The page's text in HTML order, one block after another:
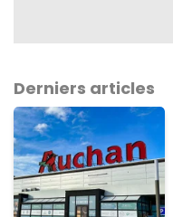
Derniers articles